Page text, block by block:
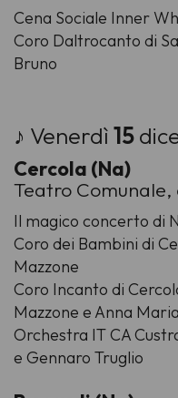
Cena Sociale Inner
Coro Daltrocanto di
Bruno
♪ Venerdì15
Cercola (Na)
Teatro Comunale,
Il magico concerto di
Coro dei Bambini di
Mazzone
Coro Incanto di
Mazzone e Anna
Orchestra IT CA
e Gennaro Truglio